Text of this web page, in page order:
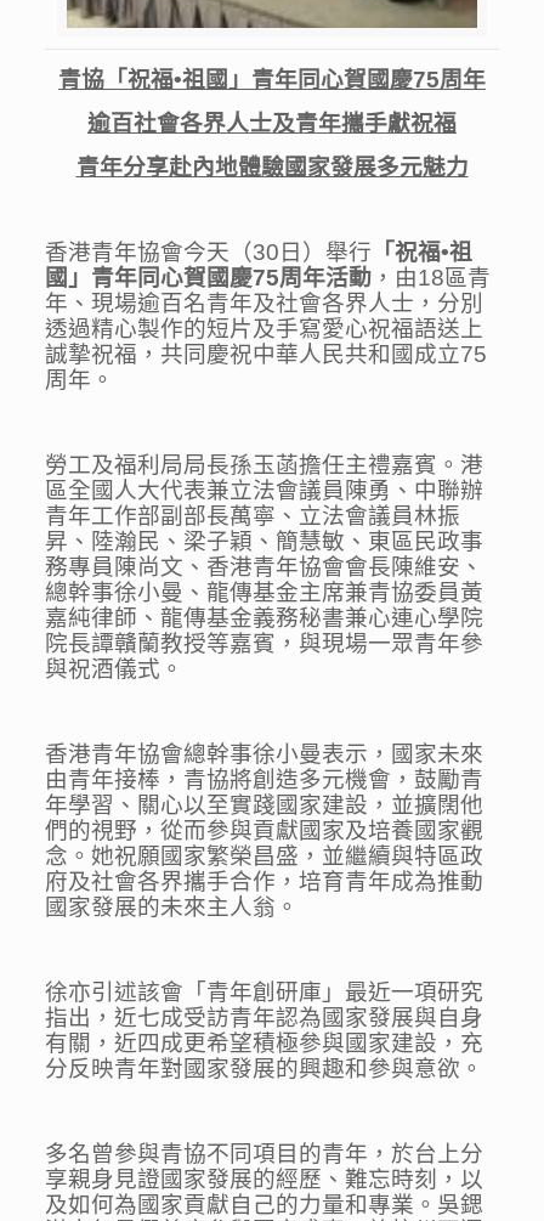
青協「祝福•祖國」青年同心賀國慶75周年
逾百社會各界人士及青年攜手獻祝福
青年分享赴內地體驗國家發展多元魅力
香港青年協會今天（30日）舉行 「祝福•祖
國」青年同心賀國慶75周年活動 ，由18區青
年、現場逾百名青年及社會各界人士，分別
透過精心製作的短片及手寫愛心祝福語送上
誠摯祝福，共同慶祝中華人民共和國成立75
周年。
勞工及福利局局長孫玉菡擔任主禮嘉賓。港
區全國人大代表兼立法會議員陳勇、中聯辦
青年工作部副部長萬寧、立法會議員林振
昇、陸瀚民、梁子穎、簡慧敏、東區民政事
務專員陳尚文、香港青年協會會長陳維安、
總幹事徐小曼、龍傳基金主席兼青協委員黃
嘉純律師、龍傳基金義務秘書兼心連心學院
院長譚贛蘭教授等嘉賓，與現場一眾青年參
與祝酒儀式。
香港青年協會總幹事徐小曼表示，國家未來
由青年接棒，青協將創造多元機會，鼓勵青
年學習、關心以至實踐國家建設，並擴闊他
們的視野，從而參與貢獻國家及培養國家觀
念。她祝願國家繁榮昌盛，並繼續與特區政
府及社會各界攜手合作，培育青年成為推動
國家發展的未來主人翁。
徐亦引述該會「青年創研庫」最近一項研究
指出，近七成受訪青年認為國家發展與自身
有關，近四成更希望積極參與國家建設，充
分反映青年對國家發展的興趣和參與意欲。
多名曾參與青協不同項目的青年，於台上分
享親身見證國家發展的經歷、難忘時刻，以
及如何為國家貢獻自己的力量和專業。吳鍶